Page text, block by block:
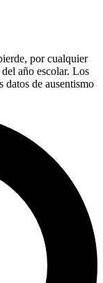
por cualquier
año escolar. Los
datos de ausentismo